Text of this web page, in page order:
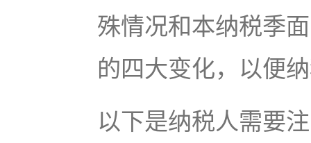
殊情况和本纳税季
的四大变化，以便
以下是纳税人需要